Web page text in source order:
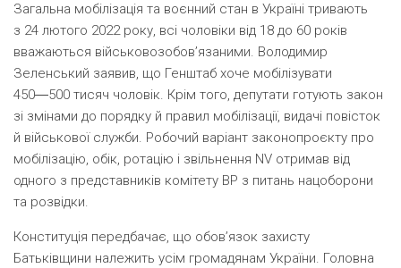
Загальна мобілізація та воєнний стан в Україні тривають
з 24 лютого 2022 року, всі чоловіки від 18 до 60 років
вважаються військовозобов’язаними. Володимир
Зеленський заявив, що Генштаб хоче мобілізувати
450―500 тисяч чоловік. Крім того, депутати готують закон
зі змінами до порядку й правил мобілізації, видачі повісток
й військової служби. Робочий варіант законопроєкту про
мобілізацію, обік, ротацію і звільнення NV отримав від
одного з представників комітету ВР з питань нацоборони
та розвідки.
Конституція передбачає, що обов’язок захисту
Батьківщини належить усім громадянам України. Головна